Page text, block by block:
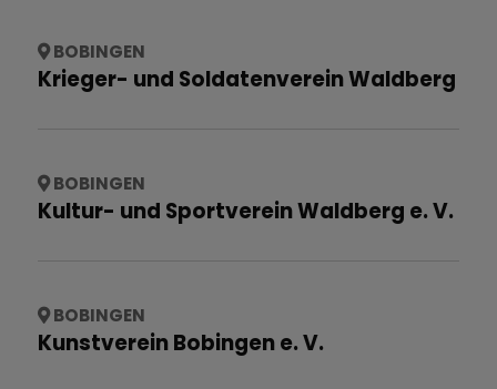
BOBINGEN
Krieger- und Soldatenverein Waldberg
BOBINGEN
Kultur- und Sportverein Waldberg e. V.
BOBINGEN
Kunstverein Bobingen e. V.